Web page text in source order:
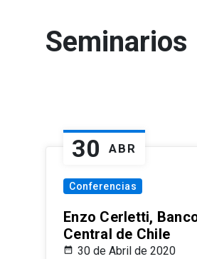
Seminarios
30 ABR
Conferencias
Enzo Cerletti,
Central de Chile
30 de Abril de 2020